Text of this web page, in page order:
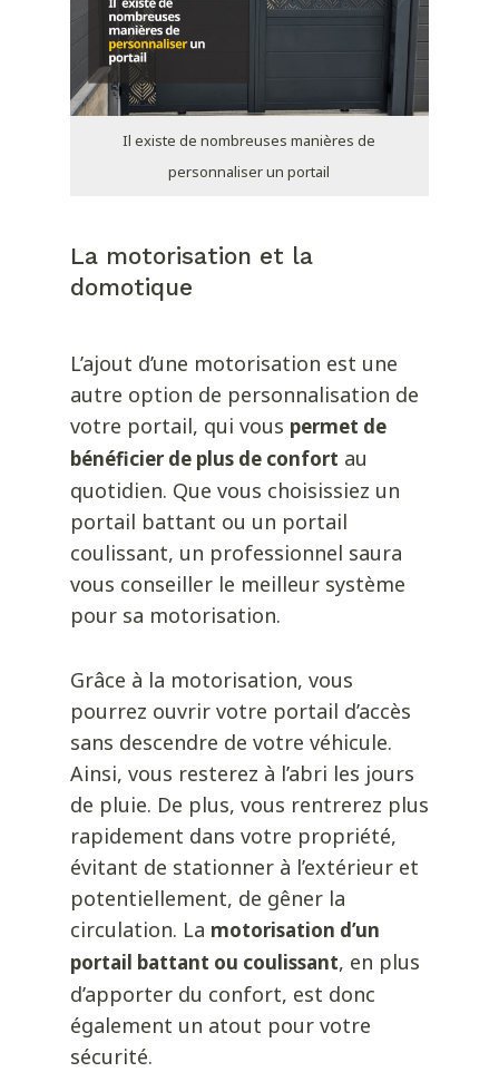
Il existe de nombreuses manières de
personnaliser un portail
La motorisation et la
domotique
L’ajout d’une motorisation est une
autre option de personnalisation de
votre portail, qui vous permet de
bénéficier de plus de confort au
quotidien. Que vous choisissiez un
portail battant ou un portail
coulissant, un professionnel saura
vous conseiller le meilleur système
pour sa motorisation.
Grâce à la motorisation, vous
pourrez ouvrir votre portail d’accès
sans descendre de votre véhicule.
Ainsi, vous resterez à l’abri les jours
de pluie. De plus, vous rentrerez plus
rapidement dans votre propriété,
évitant de stationner à l’extérieur et
potentiellement, de gêner la
circulation. La motorisation d’un
portail battant ou coulissant, en plus
d’apporter du confort, est donc
également un atout pour votre
sécurité.